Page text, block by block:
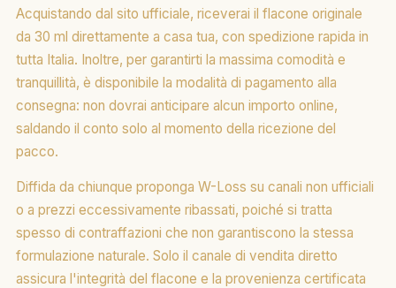
Acquistando dal sito ufficiale, riceverai il flacone originale
da 30 ml direttamente a casa tua, con spedizione rapida in
tutta Italia. Inoltre, per garantirti la massima comodità e
tranquillità, è disponibile la modalità di pagamento alla
consegna: non dovrai anticipare alcun importo online,
saldando il conto solo al momento della ricezione del
pacco.
Diffida da chiunque proponga W-Loss su canali non ufficiali
o a prezzi eccessivamente ribassati, poiché si tratta
spesso di contraffazioni che non garantiscono la stessa
formulazione naturale. Solo il canale di vendita diretto
assicura l'integrità del flacone e la provenienza certificata